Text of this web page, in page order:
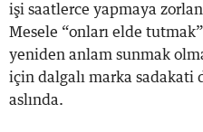
işi saatlerce yapmaya
Mesele “onları elde
yeniden anlam sunmak
için dalgalı marka
aslında.